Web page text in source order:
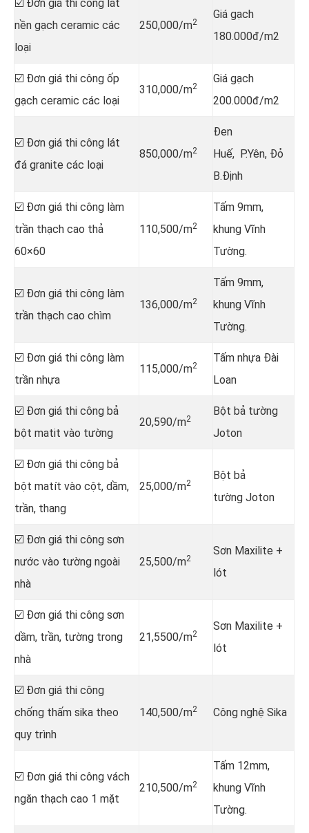
☑️ Đơn giá thi công lát
nền gạch ceramic các
loại
250,000/m2
Giá gạch
180.000đ/m2
☑️ Đơn giá thi công ốp
gạch ceramic các loại
310,000/m2
Giá gạch
200.000đ/m2
☑️ Đơn giá thi công lát
đá granite các loại
850,000/m2
Đen
Huế, P.Yên, Đỏ
B.Định
☑️ Đơn giá thi công làm
trần thạch cao thả
60×60
110,500/m2
Tấm 9mm,
khung Vĩnh
Tường.
☑️ Đơn giá thi công làm
trần thạch cao chìm
136,000/m2
Tấm 9mm,
khung Vĩnh
Tường.
☑️ Đơn giá thi công làm
trần nhựa
115,000/m2
Tấm nhựa Đài
Loan
☑️ Đơn giá thi công bả
bột matit vào tường
20,590/m2
Bột bả tường
Joton
☑️ Đơn giá thi công bả
bột matít vào cột, dầm,
trần, thang
25,000/m2
Bột bả
tường Joton
☑️ Đơn giá thi công sơn
nước vào tường ngoài
nhà
25,500/m2
Sơn Maxilite +
lót
☑️ Đơn giá thi công sơn
dầm, trần, tường trong
nhà
21,5500/m2
Sơn Maxilite +
lót
☑️ Đơn giá thi công
chống thấm sika theo
quy trình
140,500/m2 Công nghệ Sika
☑️ Đơn giá thi công vách
ngăn thạch cao 1 mặt
210,500/m2
Tấm 12mm,
khung Vĩnh
Tường.